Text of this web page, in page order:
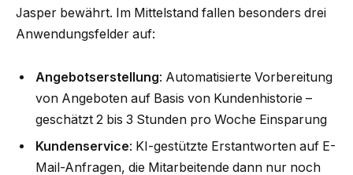
Jasper bewährt. Im Mittelstand fallen besonders drei
Anwendungsfelder auf:
Angebotserstellung: Automatisierte Vorbereitung
von Angeboten auf Basis von Kundenhistorie –
geschätzt 2 bis 3 Stunden pro Woche Einsparung
Kundenservice: KI-gestützte Erstantworten auf E-
Mail-Anfragen, die Mitarbeitende dann nur noch